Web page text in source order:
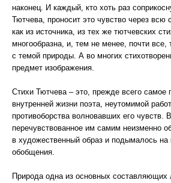
наконец. И каждый, кто хоть раз
Тютчева, проносит это чувство через всю
как из источника, из тех же тютчевских
многообразна, и, тем не менее, почти все,
с темой природы. А во многих
предмет изображения.
Стихи Тютчева – это, прежде всего самое
внутренней жизни поэта, неутомимой
противоборства волновавших его чувств.
перечувствованное им самим неизменно
в художественный образ и подымалось
обобщения.
Природа одна из основных